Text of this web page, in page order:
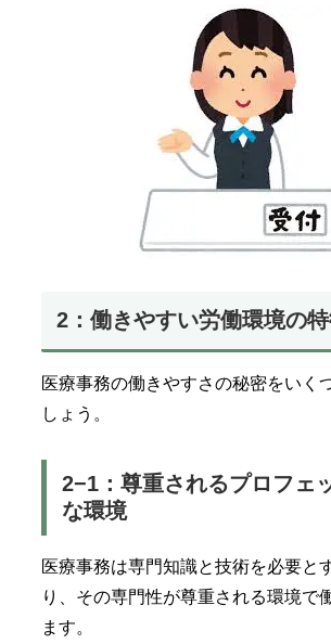
2：働きやすい労働環境の
医療事務の働きやすさの秘密をいく
しょう。
2−1：尊重されるプロフェ
な環境
医療事務は専門知識と技術を必要と
り、その専門性が尊重される環境で
ます。